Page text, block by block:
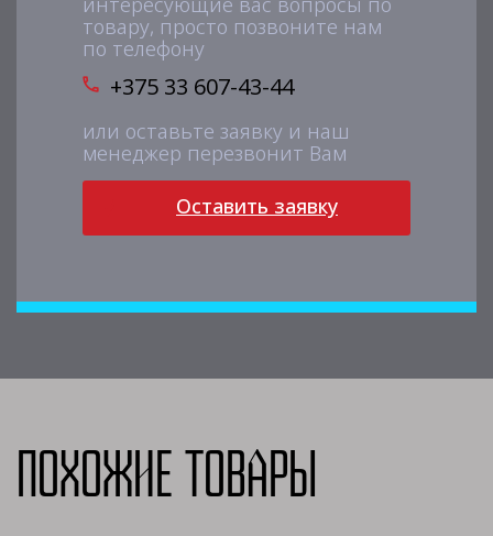
товару, просто позвоните нам
по телефону
+375 33 607-43-44
или оставьте заявку и наш
менеджер перезвонит Вам
Оставить заявку
Похожие товары